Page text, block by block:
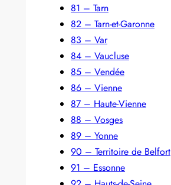
81 – Tarn
82 – Tarn-et-Garonne
83 – Var
84 – Vaucluse
85 – Vendée
86 – Vienne
87 – Haute-Vienne
88 – Vosges
89 – Yonne
90 – Territoire de Belfort
91 – Essonne